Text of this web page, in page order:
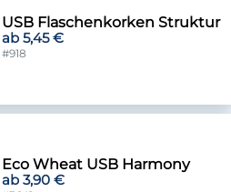
USB Flaschenkorken Struktur
ab 5,45 €
#918
Eco Wheat USB Harmony
ab 3,90 €